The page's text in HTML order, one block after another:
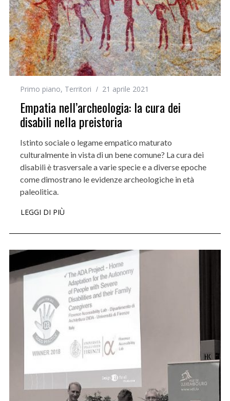
Primo piano, Territori 21 aprile 2021
Empatia nell’archeologia: la cura dei
disabili nella preistoria
Istinto sociale o legame empatico maturato
culturalmente in vista di un bene comune? La cura dei
disabili è trasversale a varie specie e a diverse epoche
come dimostrano le evidenze archeologiche in età
paleolitica.
LEGGI DI PIÙ